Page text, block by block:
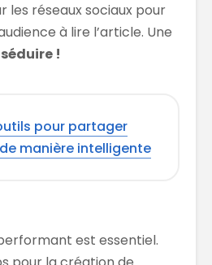
les réseaux sociaux pour
à lire l’article. Une
!
pour partager
manière intelligente
est essentiel.